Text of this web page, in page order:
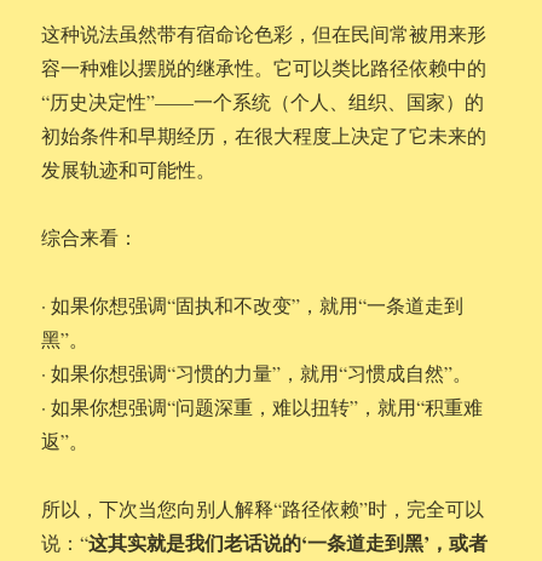
这种说法虽然带有宿命论色彩，但在民间常被用来形
容一种难以摆脱的继承性。它可以类比路径依赖中的
“历史决定性”——一个系统（个人、组织、国家）的
初始条件和早期经历，在很大程度上决定了它未来的
发展轨迹和可能性。
综合来看：
· 如果你想强调“固执和不改变”，就用“一条道走到
黑”。
· 如果你想强调“习惯的力量”，就用“习惯成自然”。
· 如果你想强调“问题深重，难以扭转”，就用“积重难
返”。
所以，下次当您向别人解释“路径依赖”时，完全可以
说：“这其实就是我们老话说的‘一条道走到黑’，或者